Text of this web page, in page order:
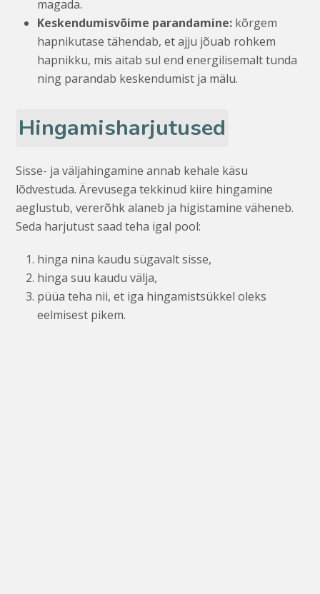
magada.
Keskendumisvõime parandamine: kõrgem
hapnikutase tähendab, et ajju jõuab rohkem
hapnikku, mis aitab sul end energilisemalt tunda
ning parandab keskendumist ja mälu.
Hingamisharjutused
Sisse- ja väljahingamine annab kehale käsu
lõdvestuda. Ärevusega tekkinud kiire hingamine
aeglustub, vererõhk alaneb ja higistamine väheneb.
Seda harjutust saad teha igal pool:
hinga nina kaudu sügavalt sisse,
hinga suu kaudu välja,
püüa teha nii, et iga hingamistsükkel oleks
eelmisest pikem.